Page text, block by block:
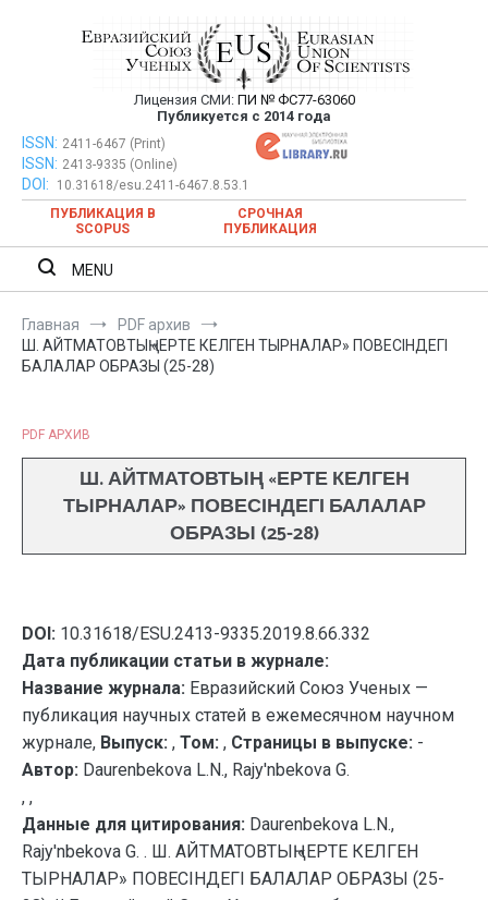
Евразийский Союз Ученых —
публикация научных статей в
ежемесячном научном журнале
Лицензия СМИ: ПИ № ФС77-63060
Публикуется с 2014 года
Евразийский Союз Ученых — публикация научных статей в
ежемесячном научном журнале
ISSN: 2411-6467 (Print)
ISSN: 2413-9335 (Online)
DOI:
10.31618/esu.2411-6467.8.53.1
ПУБЛИКАЦИЯ В
SCOPUS
СРОЧНАЯ
ПУБЛИКАЦИЯ
MENU
Главная
PDF архив
Ш. АЙТМАТОВТЫҢ «ЕРТЕ КЕЛГЕН ТЫРНАЛАР» ПОВЕСІНДЕГІ
БАЛАЛАР ОБРАЗЫ (25-28)
PDF АРХИВ
Ш. АЙТМАТОВТЫҢ «ЕРТЕ КЕЛГЕН
ТЫРНАЛАР» ПОВЕСІНДЕГІ БАЛАЛАР
ОБРАЗЫ (25-28)
DOI: 10.31618/ESU.2413-9335.2019.8.66.332
Дата публикации статьи в журнале:
Название журнала: Евразийский Союз Ученых —
публикация научных статей в ежемесячном научном
журнале, Выпуск: , Том: , Страницы в выпуске: -
Автор: Daurenbekova L.N., Rajy'nbekova G.
, ,
Данные для цитирования: Daurenbekova L.N.,
Rajy'nbekova G. . Ш. АЙТМАТОВТЫҢ «ЕРТЕ КЕЛГЕН
ТЫРНАЛАР» ПОВЕСІНДЕГІ БАЛАЛАР ОБРАЗЫ (25-